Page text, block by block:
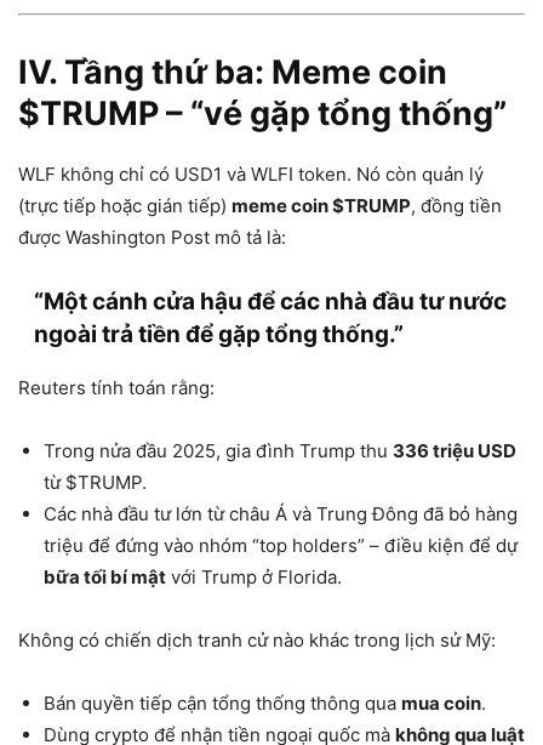
IV. Tầng thứ ba: Meme coin
$TRUMP – “vé gặp tổng thống”
WLF không chỉ có USD1 và WLFI token. Nó còn quản lý
(trực tiếp hoặc gián tiếp) meme coin $TRUMP, đồng tiền
được Washington Post mô tả là:
“Một cánh cửa hậu để các nhà đầu tư nước
ngoài trả tiền để gặp tổng thống.”
Reuters tính toán rằng:
Trong nửa đầu 2025, gia đình Trump thu 336 triệu USD
từ $TRUMP.
Các nhà đầu tư lớn từ châu Á và Trung Đông đã bỏ hàng
triệu để đứng vào nhóm “top holders” – điều kiện để dự
bữa tối bí mật với Trump ở Florida.
Không có chiến dịch tranh cử nào khác trong lịch sử Mỹ:
Bán quyền tiếp cận tổng thống thông qua mua coin.
Dùng crypto để nhận tiền ngoại quốc mà không qua luật